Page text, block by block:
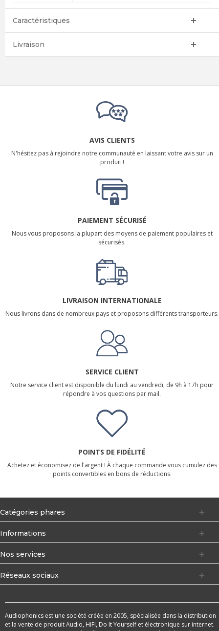
Caractéristiques
Livraison
AVIS CLIENTS
N'hésitez pas à rejoindre notre communauté en laissant votre avis sur un
produit !
PAIEMENT SÉCURISÉ
Nous vous proposons la plupart des moyens de paiement populaires et
sécurisés.
LIVRAISON INTERNATIONALE
Nous livrons dans de nombreux pays et proposons différents transporteurs.
SERVICE CLIENT
Notre service client est disponible du lundi au vendredi, de 9h à 17h pour
répondre à vos questions par mail.
POINTS DE FIDÉLITÉ
Achetez et économisez de l'argent ! À chaque commande vous cumulez des
points convertibles en bons de réductions.
Catégories phares
Informations
Nos services
Réseaux sociaux
Audiophonics est une société créée en 2005, spécialisée dans la distribution
et la vente de produit Audio, HiFi, Do It Yourself et électronique sur internet.